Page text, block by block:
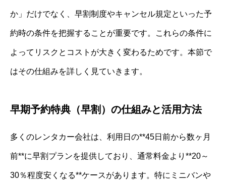
か」だけでなく、早割制度やキャンセル規定といった予
約時の条件を把握することが重要です。これらの条件に
よってリスクとコストが大きく変わるためです。本節で
はその仕組みを詳しく見ていきます。
早期予約特典（早割）の仕組みと活用方法
多くのレンタカー会社は、利用日の**45日前から数ヶ月
前**に早割プランを提供しており、通常料金より**20～
30％程度安くなる**ケースがあります。特にミニバンや